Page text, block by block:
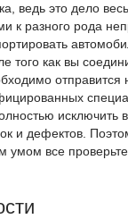
ведь это дело
к разного рода
того как вы
отправится
исключить
и дефектов.
умом все проверьте.